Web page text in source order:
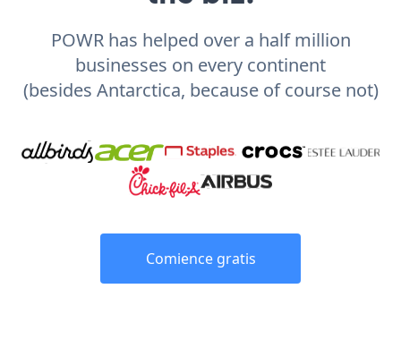
POWR has helped over a half million
businesses on every continent
(besides Antarctica, because of course not)
Comience gratis